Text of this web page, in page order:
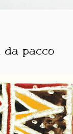
pacco